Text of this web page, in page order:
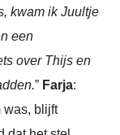
kwam ik Juultje
een
over Thijs en
” Farja:
was, blijft